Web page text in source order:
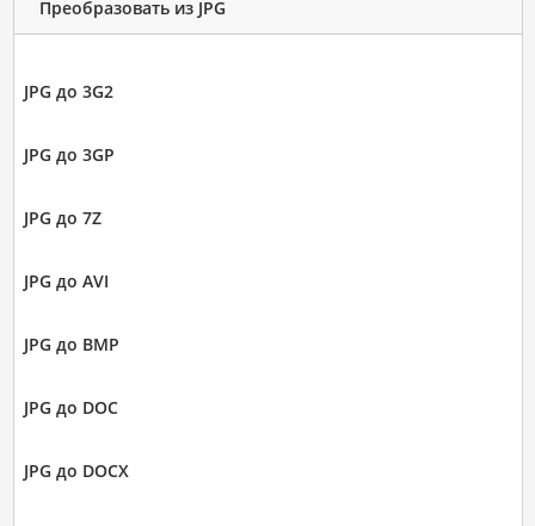
Преобразовать из JPG
JPG до 3G2
JPG до 3GP
JPG до 7Z
JPG до AVI
JPG до BMP
JPG до DOC
JPG до DOCX